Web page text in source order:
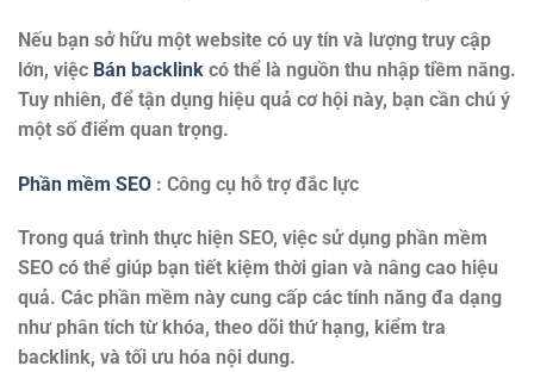
Nếu bạn sở hữu một website có uy tín và lượng truy cập
lớn, việc Bán backlink có thể là nguồn thu nhập tiềm năng.
Tuy nhiên, để tận dụng hiệu quả cơ hội này, bạn cần chú ý
một số điểm quan trọng.
Phần mềm SEO : Công cụ hỗ trợ đắc lực
Trong quá trình thực hiện SEO, việc sử dụng phần mềm
SEO có thể giúp bạn tiết kiệm thời gian và nâng cao hiệu
quả. Các phần mềm này cung cấp các tính năng đa dạng
như phân tích từ khóa, theo dõi thứ hạng, kiểm tra
backlink, và tối ưu hóa nội dung.